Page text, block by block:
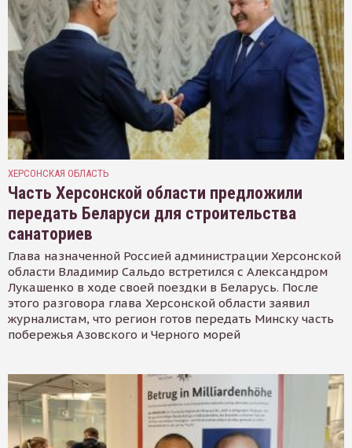
ХЕРСОНСКАЯ ОБЛАСТЬ
Часть Херсонской области предложили
передать Беларуси для строительства
санаториев
Глава назначенной Россией администрации Херсонской
области Владимир Сальдо встретился с Александром
Лукашенко в ходе своей поездки в Беларусь. После
этого разговора глава Херсонской области заявил
журналистам, что регион готов передать Минску часть
побережья Азовского и Черного морей